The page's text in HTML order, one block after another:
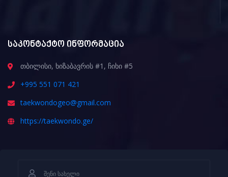
საკონტაქტო ინფორმაცია
თბილისი, ხიზაბავრის #1, ჩიხი #5
+995 551 071 421
taekwondogeo@gmail.com
https://taekwondo.ge/